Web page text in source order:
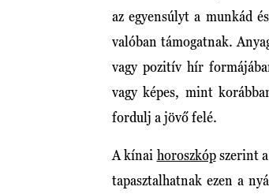
az egyensúlyt a munkád
valóban támogatnak.
vagy pozitív hír
vagy képes, mint
fordulj a jövő felé.
A kínai horoszkópszerint a
tapasztalhatnak ezen a